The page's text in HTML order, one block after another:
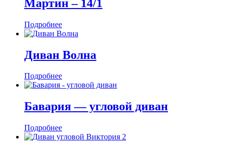
Мартин ‒ 14/1
Подробнее
Диван Волна
Подробнее
Бавария — угловой диван
Подробнее